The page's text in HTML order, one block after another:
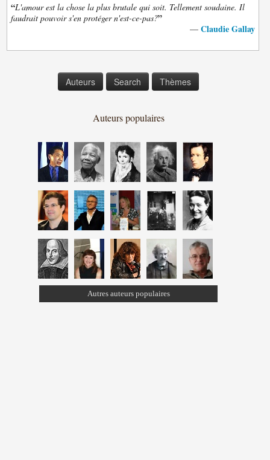
“L'amour est la chose la plus brutale qui soit. Tellement soudaine. Il
faudrait pouvoir s'en protéger n'est-ce-pas?”
— Claudie Gallay
Auteurs Search Thèmes
Auteurs populaires
Autres auteurs populaires